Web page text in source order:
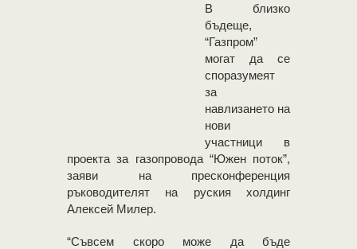
В близко
бъдеще,
“Газпром”
могат да се
споразумеят
за
навлизането на
нови
участници в
проекта за газопровода “Южен поток”,
заяви на пресконференция
ръководителят на руския холдинг
Алексей Милер.
“Съвсем скоро може да бъде